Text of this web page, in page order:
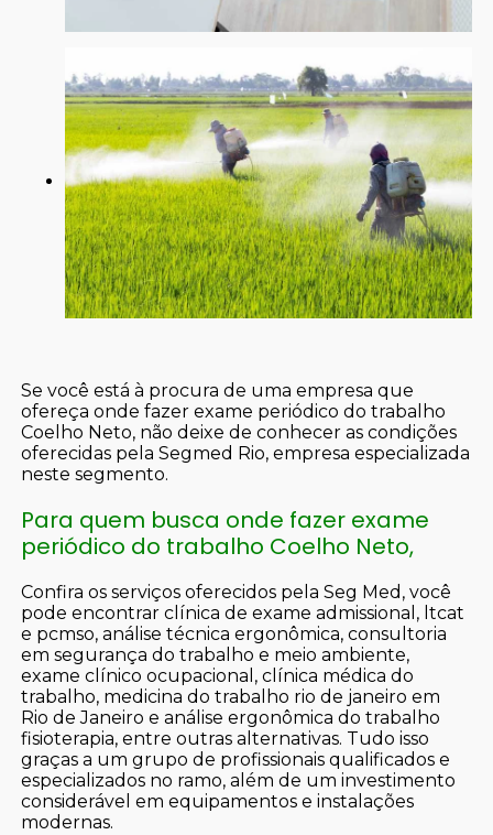
Se você está à procura de uma empresa que
ofereça onde fazer exame periódico do trabalho
Coelho Neto, não deixe de conhecer as condições
oferecidas pela Segmed Rio, empresa especializada
neste segmento.
Para quem busca onde fazer exame
periódico do trabalho Coelho Neto,
Confira os serviços oferecidos pela Seg Med, você
pode encontrar clínica de exame admissional, ltcat
e pcmso, análise técnica ergonômica, consultoria
em segurança do trabalho e meio ambiente,
exame clínico ocupacional, clínica médica do
trabalho, medicina do trabalho rio de janeiro em
Rio de Janeiro e análise ergonômica do trabalho
fisioterapia, entre outras alternativas. Tudo isso
graças a um grupo de profissionais qualificados e
especializados no ramo, além de um investimento
considerável em equipamentos e instalações
modernas.